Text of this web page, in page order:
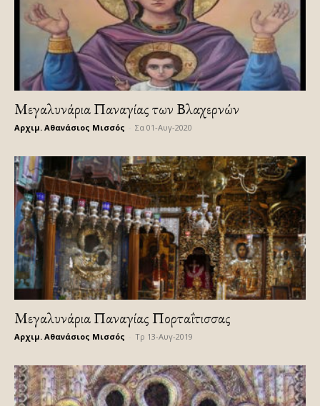
Μεγαλυνάρια Παναγίας των Βλαχερνών
Αρχιμ. Αθανάσιος Μισσός Σα 01-Αυγ-2020
Μεγαλυνάρια Παναγίας Πορταΐτισσας
Αρχιμ. Αθανάσιος Μισσός Τρ 13-Αυγ-2019